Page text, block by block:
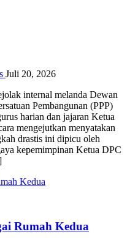
Juli 20, 2026
internal melanda Dewan
Pembangunan (PPP)
harian dan jajaran Ketua
mengejutkan menyatakan
drastis ini dipicu oleh
kepemimpinan Ketua DPC
Rumah Kedua